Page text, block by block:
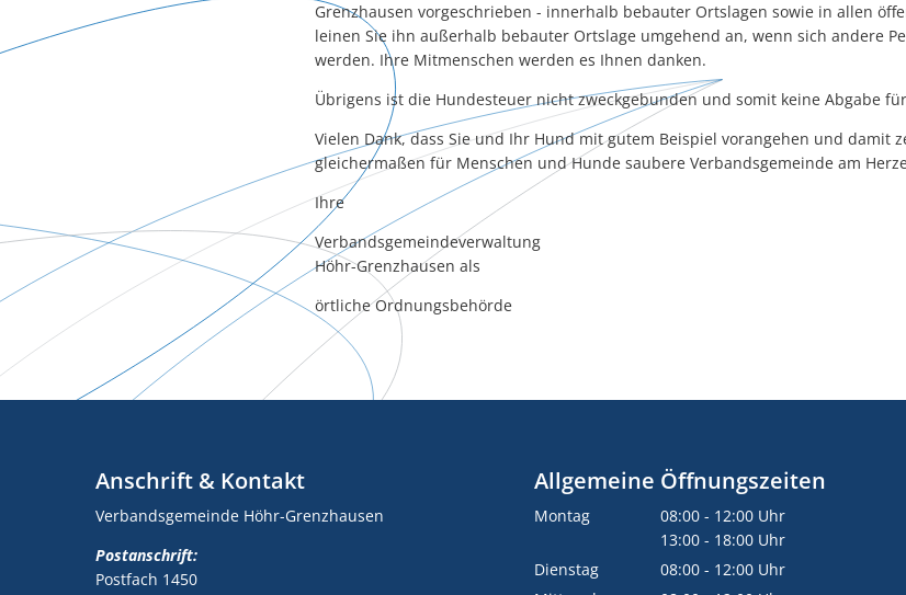
Grenzhausen vorgeschrieben - innerhalb bebauter Ortslagen sowie in allen
leinen Sie ihn außerhalb bebauter Ortslage umgehend an, wenn sich andere
werden. Ihre Mitmenschen werden es Ihnen danken.
Übrigens ist die Hundesteuer nicht zweckgebunden und somit keine Abgabe
Vielen Dank, dass Sie und Ihr Hund mit gutem Beispiel vorangehen und damit
gleichermaßen für Menschen und Hunde saubere Verbandsgemeinde am
Ihre
Verbandsgemeindeverwaltung
Höhr-Grenzhausen als
örtliche Ordnungsbehörde
Anschrift & Kontakt
Verbandsgemeinde Höhr-Grenzhausen
Postanschrift:
Postfach 1450
Allgemeine Öffnungszeiten
Montag 08:00 - 12:00 Uhr
Von 08:00 bis 12:00 Uhr
13:00 - 18:00 Uhr
Von 13:00 bis 18:00 Uhr
Dienstag 08:00 - 12:00 Uhr